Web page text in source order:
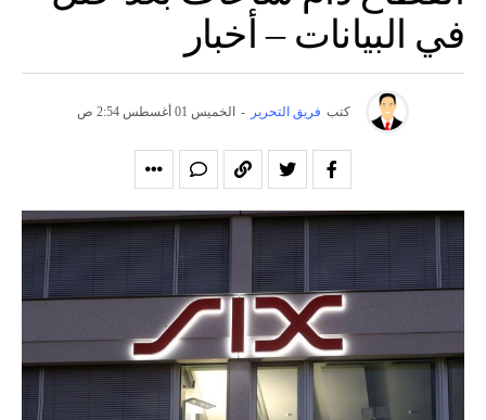
في البيانات – أخبار
كتب فريق التحرير - الخميس 01 أغسطس 2:54 ص